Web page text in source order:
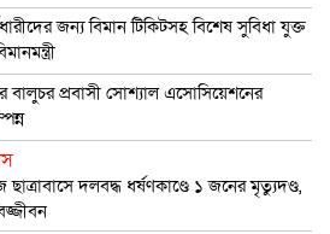
জন্য বিমান টিকিটসহ বিশেষ সুবিধা যুক্ত
বালুচর প্রবাসী সোশ্যাল এসোসিয়েশনের
দলবদ্ধ ধর্ষণকাণ্ডে ১ জনের মৃত্যুদণ্ড,